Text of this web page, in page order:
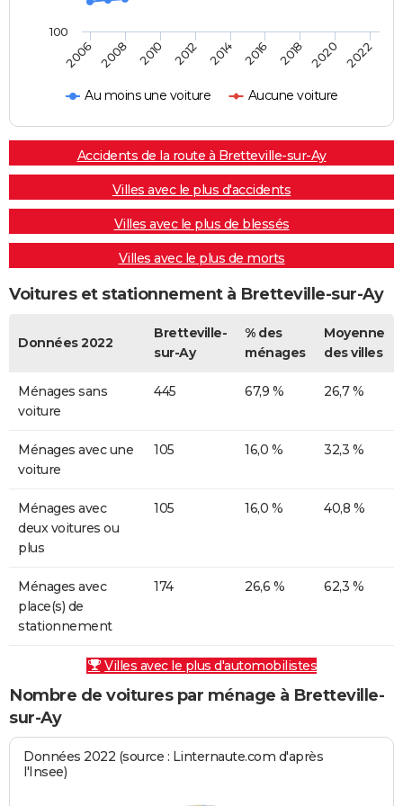
Au moins une voiture Aucune voiture
2006 2008 2010 2012 2014 2016 2018 2020 2022
100
Accidents de la route à Bretteville-sur-Ay
Villes avec le plus d'accidents
Villes avec le plus de blessés
Villes avec le plus de morts
Voitures et stationnement à Bretteville-sur-Ay
Données 2022
Bretteville-
sur-Ay
% des
ménages
Moyenne
des villes
Ménages sans
voiture
445 67,9 % 26,7 %
Ménages avec une
voiture
105 16,0 % 32,3 %
Ménages avec
deux voitures ou
plus
105 16,0 % 40,8 %
Ménages avec
place(s) de
stationnement
174 26,6 % 62,3 %
Villes avec le plus d'automobilistes
Nombre de voitures par ménage à Bretteville-
sur-Ay
Données 2022 (source : Linternaute.com d'après
l'Insee)